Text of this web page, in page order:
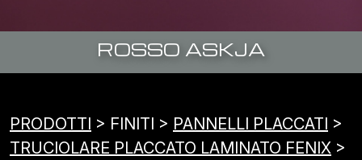
ROSSO ASKJA
PRODOTTI > FINITI > PANNELLI PLACCATI >
TRUCIOLARE PLACCATO LAMINATO FENIX >